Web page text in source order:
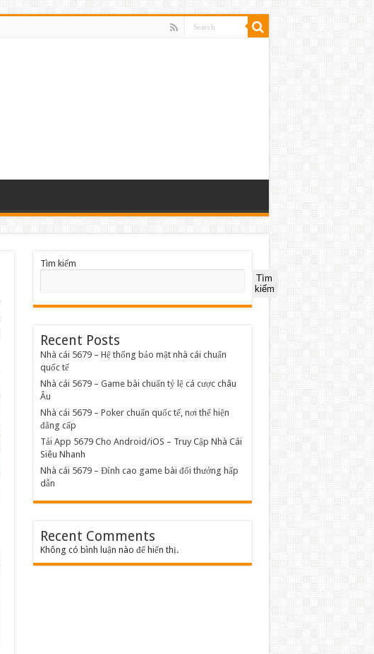
Tìm kiếm
Tìm
kiếm
Recent Posts
Nhà cái 5679 – Hệ thống bảo mật nhà cái chuẩn
quốc tế
Nhà cái 5679 – Game bài chuẩn tỷ lệ cá cược châu
Âu
Nhà cái 5679 – Poker chuẩn quốc tế, nơi thể hiện
đẳng cấp
Tải App 5679 Cho Android/iOS – Truy Cập Nhà Cái
Siêu Nhanh
Nhà cái 5679 – Đỉnh cao game bài đổi thưởng hấp
dẫn
Recent Comments
Không có bình luận nào để hiển thị.